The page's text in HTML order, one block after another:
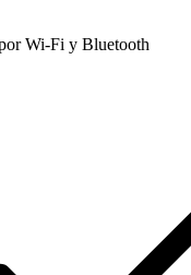
Wi-Fi y Bluetooth